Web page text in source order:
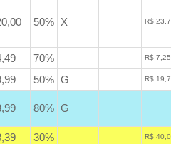
50% X R$
70% R$
50% G R$
80% G
30% R$